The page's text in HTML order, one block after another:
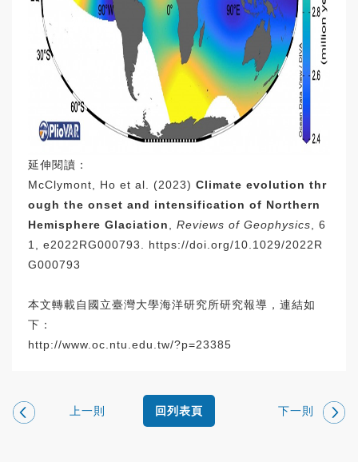
延伸閱讀：
McClymont, Ho et al. (2023) Climate evolution thr
ough the onset and intensification of Northern
Hemisphere Glaciation
Reviews of Geophysics , 6
1, e2022RG000793. https://doi.org/10.1029/2022R
G000793
本文轉載自國立臺灣大學海洋研究所研究報導，連結如
下：
http://www.oc.ntu.edu.tw/?p=23385
上一則 下一則
回列表頁